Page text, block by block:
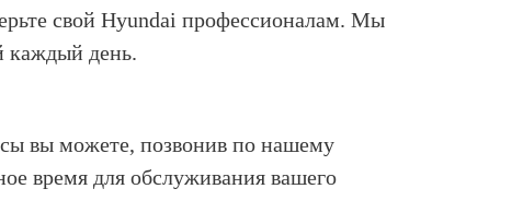
свой Hyundai профессионалам. Мы
каждый день.
вы можете, позвонив по нашему
время для обслуживания вашего